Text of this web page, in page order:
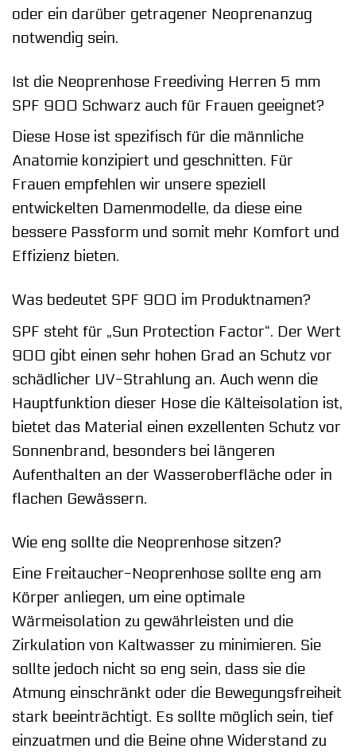
oder ein darüber getragener Neoprenanzug
notwendig sein.
Ist die Neoprenhose Freediving Herren 5 mm
SPF 900 Schwarz auch für Frauen geeignet?
Diese Hose ist spezifisch für die männliche
Anatomie konzipiert und geschnitten. Für
Frauen empfehlen wir unsere speziell
entwickelten Damenmodelle, da diese eine
bessere Passform und somit mehr Komfort und
Effizienz bieten.
Was bedeutet SPF 900 im Produktnamen?
SPF steht für „Sun Protection Factor“. Der Wert
900 gibt einen sehr hohen Grad an Schutz vor
schädlicher UV-Strahlung an. Auch wenn die
Hauptfunktion dieser Hose die Kälteisolation ist,
bietet das Material einen exzellenten Schutz vor
Sonnenbrand, besonders bei längeren
Aufenthalten an der Wasseroberfläche oder in
flachen Gewässern.
Wie eng sollte die Neoprenhose sitzen?
Eine Freitaucher-Neoprenhose sollte eng am
Körper anliegen, um eine optimale
Wärmeisolation zu gewährleisten und die
Zirkulation von Kaltwasser zu minimieren. Sie
sollte jedoch nicht so eng sein, dass sie die
Atmung einschränkt oder die Bewegungsfreiheit
stark beeinträchtigt. Es sollte möglich sein, tief
einzuatmen und die Beine ohne Widerstand zu